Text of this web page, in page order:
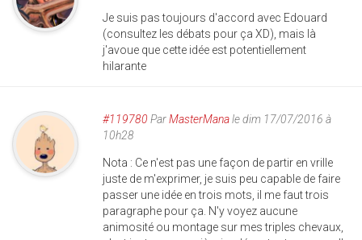
Je suis pas toujours d'accord avec Edouard
(consultez les débats pour ça XD), mais là
j'avoue que cette idée est potentiellement
hilarante
#119780 ParMasterManale dim 17/07/2016 à
10h28
Nota : Ce n'est pas une façon de partir en vrille
juste de m'exprimer, je suis peu capable de faire
passer une idée en trois mots, il me faut trois
paragraphe pour ça. N'y voyez aucune
animosité ou montage sur mes triples chevaux,